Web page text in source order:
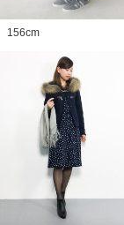
156cm